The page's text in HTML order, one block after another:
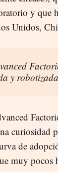
y que
Unidos,
y
curiosidad
de
muy pocos